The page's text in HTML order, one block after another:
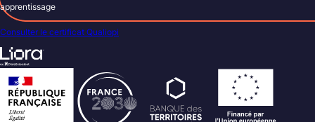
apprentissage
Consulter le certificat Qualiopi